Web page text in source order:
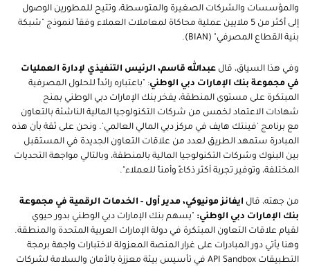
والمؤسسات والشركات الصغيرة والمتوسطة، وتتيح للمطورين الوصول
إلى أكثر من 5 ملايين عملية محاكاة لمعاملات العملاء وفقاً لنموذج "شبكة
بنية القطاع المصرفي" (BIAN).
وفي هذا السياق، قال عبدالله قاسم، الرئيس التنفيذي لإدارة العمليات
في مجموعة بنك الإمارات دبي الوطني: "باعتباره رائداً للحلول المصرفية
المبتكرة على مستوى المنطقة، يفخر بنك الإمارات دبي الوطني بمنح
شهادات الاعتماد لخمس من شركات التكنولوجيا المالية الناشئة بالتعاون
مع برنامج 'فينتك هايف في مركز دبي المالي العالمي'. ونحن على ثقة بأن هذه
المبادرة ستمهد الطريق لعدد من علاقات التعاون الجديدة في المستقبل
بين البنوك وشركات التكنولوجيا المالية بالمنطقة، وبالتالي مواجهة التحديات
المختلفة، وتوفير تجربة أكثر ذكاءً وأمناً للعملاء".
من جهته، قال ايفانز مونيوكي، مدير أول - الخدمات الرقمية في مجموعة
بنك الإمارات دبي الوطني:
"يسهم بنك الإمارات دبي الوطني بدور حيوي
لقيام علاقات التعاون المبتكرة في دولة الإمارات العربية المتحدة والمنطقة.
وهنا يأتي دور المبادرات على غرار المنصة المعزولة لاختبارات واجهة برمجة
التطبيقات API Sandbox في تأسيس بيئة معززة بالأمان والسلامة لشركات